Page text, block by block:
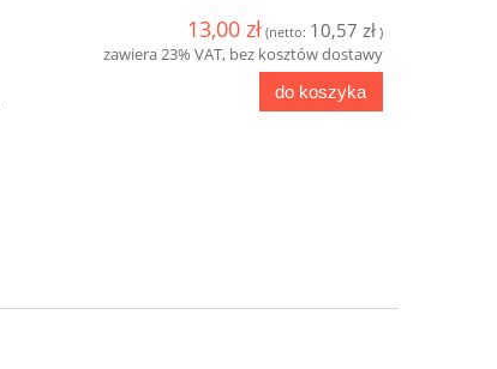
13,00 zł (netto: 10,57 zł)
zawiera 23% VAT, bez kosztów dostawy
do koszyka